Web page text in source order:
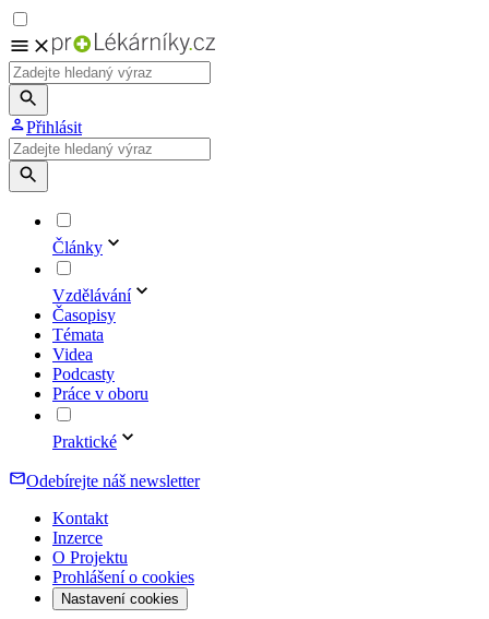
Přihlásit
Články
Vzdělávání
Časopisy
Témata
Videa
Podcasty
Práce v oboru
Praktické
Odebírejte náš newsletter
Kontakt
Inzerce
O Projektu
Prohlášení o cookies
Nastavení cookies